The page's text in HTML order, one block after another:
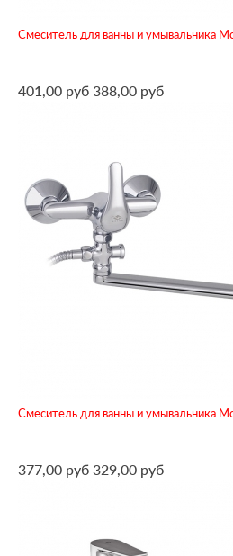
Смеситель для ванны и умывальника
401,00 руб 388,00 руб
Смеситель для ванны и умывальника
377,00 руб 329,00 руб